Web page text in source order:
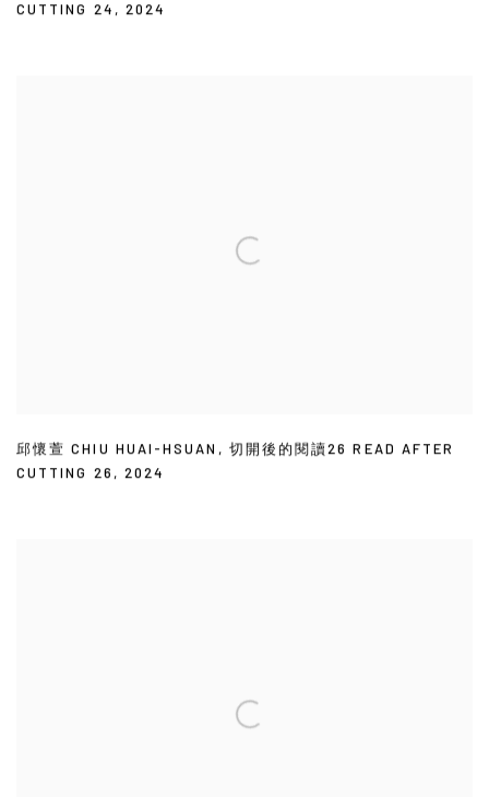
CUTTING 24 , 2024
邱懷萱 CHIU HUAI-HSUAN , 切開後的閱讀26 READ AFTER
CUTTING 26 , 2024